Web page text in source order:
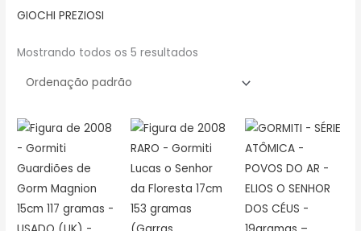
GIOCHI PREZIOSI
Mostrando todos os 5 resultados